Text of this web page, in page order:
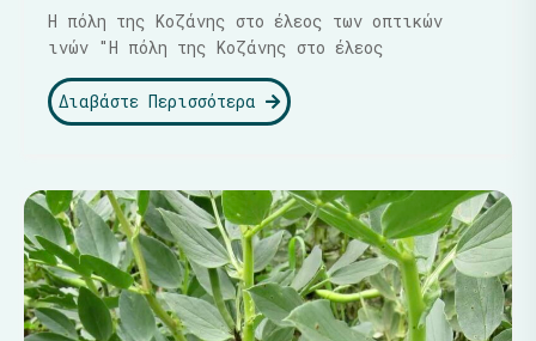
Η πόλη της Κοζάνης στο έλεος των οπτικών
ινών "Η πόλη της Κοζάνης στο έλεος
Διαβάστε Περισσότερα